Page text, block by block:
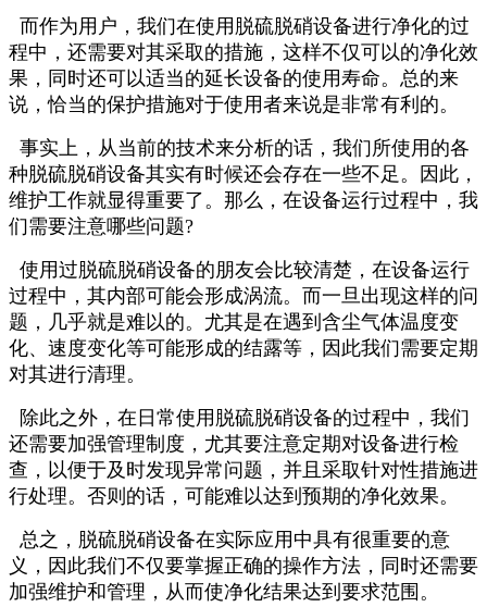
而作为用户，我们在使用脱硫脱硝设备进行净化的过
程中，还需要对其采取的措施，这样不仅可以的净化效
果，同时还可以适当的延长设备的使用寿命。总的来
说，恰当的保护措施对于使用者来说是非常有利的。
事实上，从当前的技术来分析的话，我们所使用的各
种脱硫脱硝设备其实有时候还会存在一些不足。因此，
维护工作就显得重要了。那么，在设备运行过程中，我
们需要注意哪些问题?
使用过脱硫脱硝设备的朋友会比较清楚，在设备运行
过程中，其内部可能会形成涡流。而一旦出现这样的问
题，几乎就是难以的。尤其是在遇到含尘气体温度变
化、速度变化等可能形成的结露等，因此我们需要定期
对其进行清理。
除此之外，在日常使用脱硫脱硝设备的过程中，我们
还需要加强管理制度，尤其要注意定期对设备进行检
查，以便于及时发现异常问题，并且采取针对性措施进
行处理。否则的话，可能难以达到预期的净化效果。
总之，脱硫脱硝设备在实际应用中具有很重要的意
义，因此我们不仅要掌握正确的操作方法，同时还需要
加强维护和管理，从而使净化结果达到要求范围。